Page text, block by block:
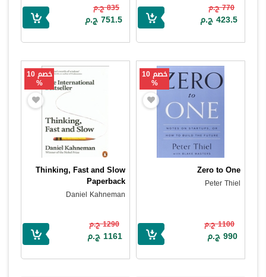
770 ج.م
423.5 ج.م
835 ج.م
751.5 ج.م
خصم 10
%
Zero to One
Peter Thiel
1100 ج.م
990 ج.م
خصم 10
%
Thinking, Fast and Slow
Paperback
Daniel Kahneman
1290 ج.م
1161 ج.م